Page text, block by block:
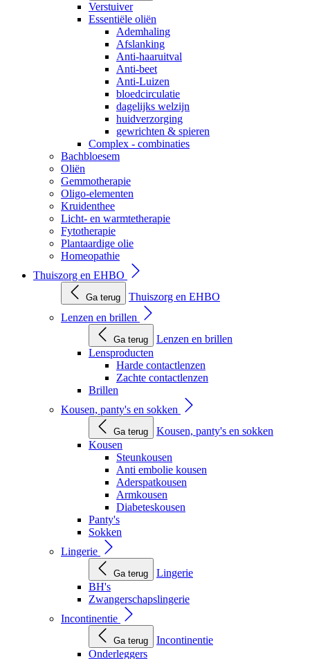
Verstuiver
Essentiële oliën
Ademhaling
Afslanking
Anti-haaruitval
Anti-beet
Anti-Luizen
bloedcirculatie
dagelijks welzijn
huidverzorging
gewrichten & spieren
Complex - combinaties
Bachbloesem
Oliën
Gemmotherapie
Oligo-elementen
Kruidenthee
Licht- en warmtetherapie
Fytotherapie
Plantaardige olie
Homeopathie
Thuiszorg en EHBO
Ga terug
Thuiszorg en EHBO
Lenzen en brillen
Ga terug
Lenzen en brillen
Lensproducten
Harde contactlenzen
Zachte contactlenzen
Brillen
Kousen, panty's en sokken
Ga terug
Kousen, panty's en sokken
Kousen
Steunkousen
Anti embolie kousen
Aderspatkousen
Armkousen
Diabeteskousen
Panty's
Sokken
Lingerie
Ga terug
Lingerie
BH's
Zwangerschapslingerie
Incontinentie
Ga terug
Incontinentie
Onderleggers